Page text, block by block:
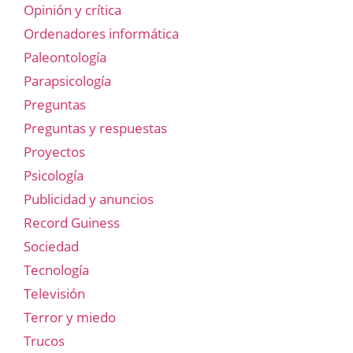
Opinión y crítica
Ordenadores informática
Paleontología
Parapsicología
Preguntas
Preguntas y respuestas
Proyectos
Psicología
Publicidad y anuncios
Record Guiness
Sociedad
Tecnología
Televisión
Terror y miedo
Trucos